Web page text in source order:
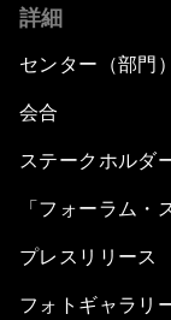
詳細
センター（部門）
会合
ステークホルダ
「フォーラム・
プレスリリース
フォトギャラリ